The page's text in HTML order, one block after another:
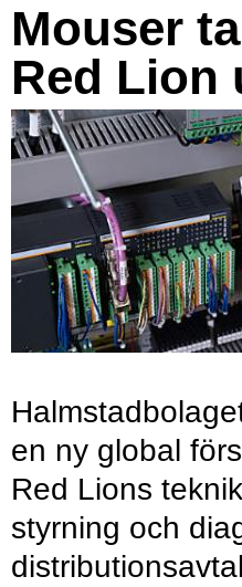
Mouser
Red Lion
en ny global
Red Lions
styrning och